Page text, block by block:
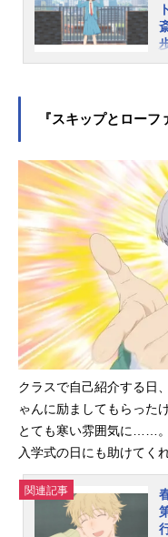
『スキップとローフ
クラスで自己紹介する日
ゃんに励ましてもらった
とても寒い雰囲気に……。
入学式の日にも助けてく
関連記事